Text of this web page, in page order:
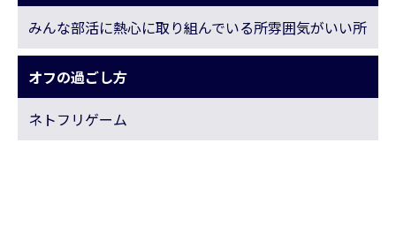
みんな部活に熱心に取り組んでいる所雰囲気がいい所
オフの過ごし方
ネトフリゲーム